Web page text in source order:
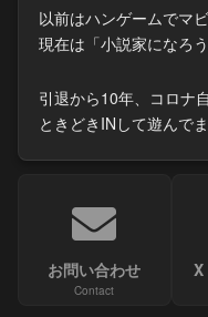
以前はハンゲームでマ
現在は「小説家になろ
引退から10年、コロナ
ときどきINして遊んで
お問い合わせ
Contact
X